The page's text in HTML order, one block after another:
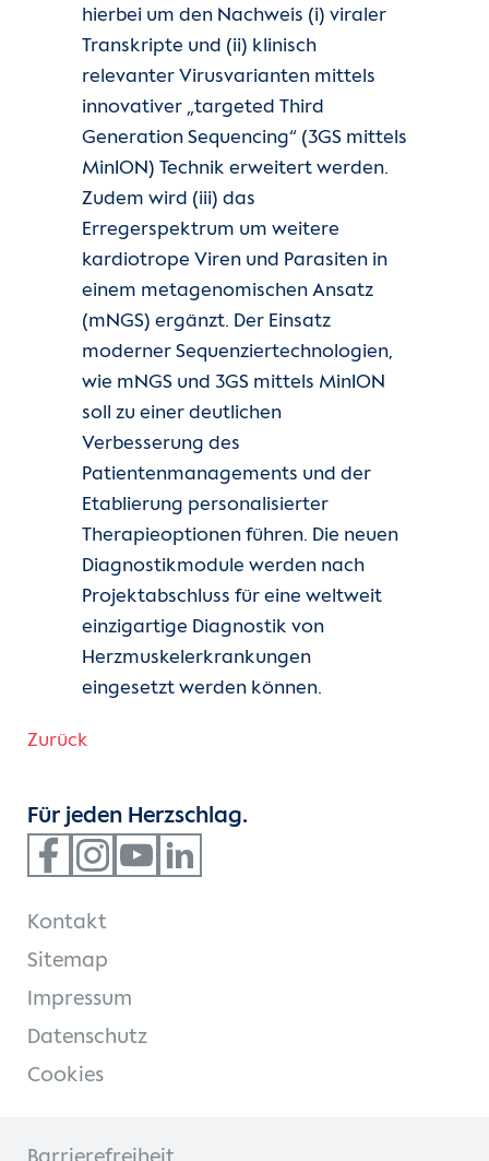
hierbei um den Nachweis (i) viraler
Transkripte und (ii) klinisch
relevanter Virusvarianten mittels
innovativer „targeted Third
Generation Sequencing“ (3GS mittels
MinION) Technik erweitert werden.
Zudem wird (iii) das
Erregerspektrum um weitere
kardiotrope Viren und Parasiten in
einem metagenomischen Ansatz
(mNGS) ergänzt. Der Einsatz
moderner Sequenziertechnologien,
wie mNGS und 3GS mittels MinION
soll zu einer deutlichen
Verbesserung des
Patientenmanagements und der
Etablierung personalisierter
Therapieoptionen führen. Die neuen
Diagnostikmodule werden nach
Projektabschluss für eine weltweit
einzigartige Diagnostik von
Herzmuskelerkrankungen
eingesetzt werden können.
Zurück
Für jeden Herzschlag.
Kontakt
Sitemap
Impressum
Datenschutz
Cookies